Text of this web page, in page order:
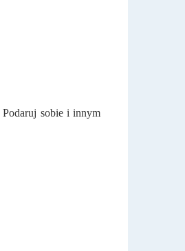
Podaruj sobie i innym